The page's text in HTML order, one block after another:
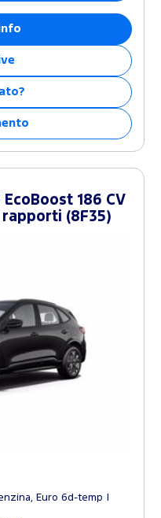
EcoBoost 186 CV
rapporti (8F35)
Euro 6d-temp